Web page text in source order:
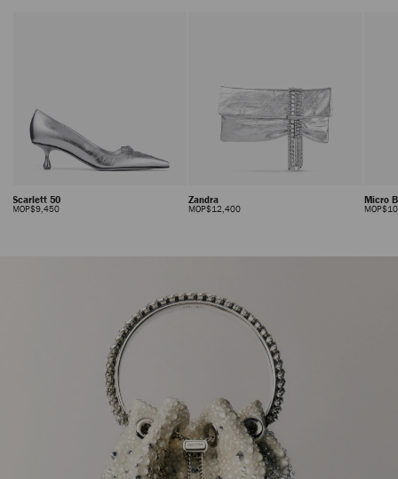
Scarlett 50
MOP$9,450正
Zandra
MOP$12,400正
Micro